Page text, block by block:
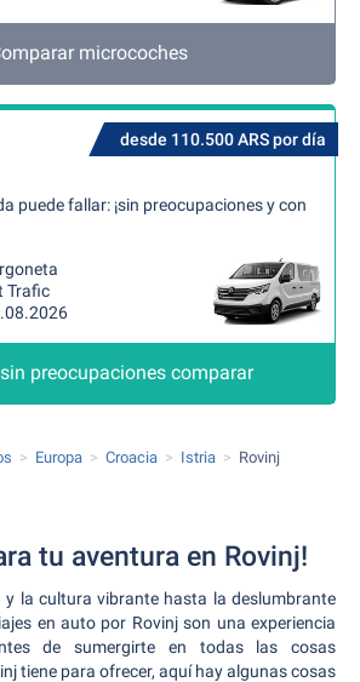
microcoches
desde 110.500 ARS por día
puede fallar: ¡sin preocupaciones y con
Trafic
preocupaciones comparar
Europa Croacia Istria Rovinj
tu aventura en Rovinj!
y la cultura vibrante hasta la deslumbrante
en auto por Rovinj son una experiencia
de sumergirte en todas las cosas
tiene para ofrecer, aquí hay algunas cosas